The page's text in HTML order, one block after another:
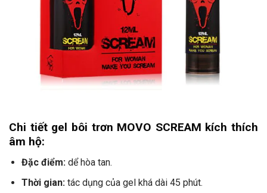
Chi tiết gel bôi trơn MOVO SCREAM kích thích
âm hộ:
Đặc điểm:dể hòa tan.
Thời gian:tác dụng của gel khá dài 45 phút.